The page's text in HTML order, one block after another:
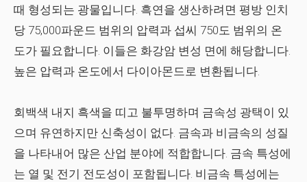
때 형성되는 광물입니다. 흑연을 생산하려면 평방 인치
당 75,000파운드 범위의 압력과 섭씨 750도 범위의 온
도가 필요합니다. 이들은 화강암 변성 면에 해당합니다.
높은 압력과 온도에서 다이아몬드로 변환됩니다.
회백색 내지 흑색을 띠고 불투명하며 금속성 광택이 있
으며 유연하지만 신축성이 없다. 금속과 비금속의 성질
을 나타내어 많은 산업 분야에 적합합니다. 금속 특성에
는 열 및 전기 전도성이 포함됩니다. 비금속 특성에는